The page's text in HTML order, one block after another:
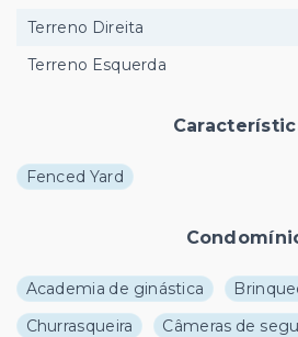
Fenced Yard
Academia de ginástica
Churrasqueira
Câmeras de
Terreno Direita
Terreno Esquerda